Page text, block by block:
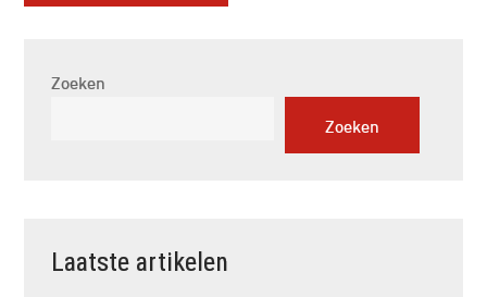
Zoeken
Zoeken
Laatste artikelen